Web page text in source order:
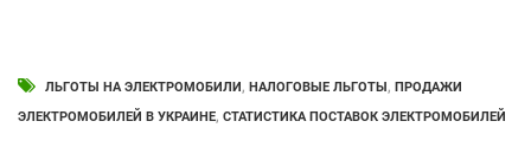
ЛЬГОТЫ НА ЭЛЕКТРОМОБИЛИ, НАЛОГОВЫЕ ЛЬГОТЫ , ПРОДАЖИ
ЭЛЕКТРОМОБИЛЕЙ В УКРАИНЕ, СТАТИСТИКА ПОСТАВОК ЭЛЕКТРОМОБИЛЕЙ